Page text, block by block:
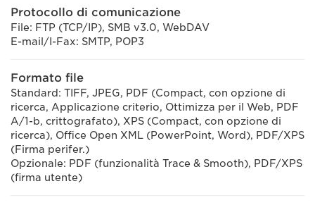
Protocollo di comunicazione
File: FTP (TCP/IP), SMB v3.0, WebDAV
E-mail/I-Fax: SMTP, POP3
Formato file
Standard: TIFF, JPEG, PDF (Compact, con opzione di
ricerca, Applicazione criterio, Ottimizza per il Web, PDF
A/1-b, crittografato), XPS (Compact, con opzione di
ricerca), Office Open XML (PowerPoint, Word), PDF/XPS
(Firma perifer.)
Opzionale: PDF (funzionalità Trace & Smooth), PDF/XPS
(firma utente)